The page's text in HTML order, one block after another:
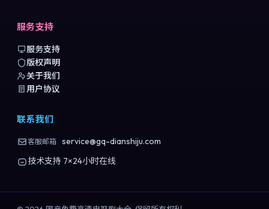
服务支持
服务支持
版权声明
关于我们
用户协议
联系我们
客服邮箱 service@gq-dianshiju.com
技术支持 7×24小时在线